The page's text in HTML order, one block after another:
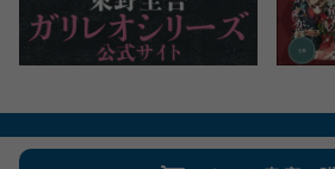
会社概要 自費出版のご案内